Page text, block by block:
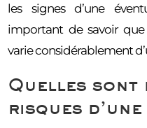
les signes d’une
important de savoir
varie considérablement
Quelles sont
risques